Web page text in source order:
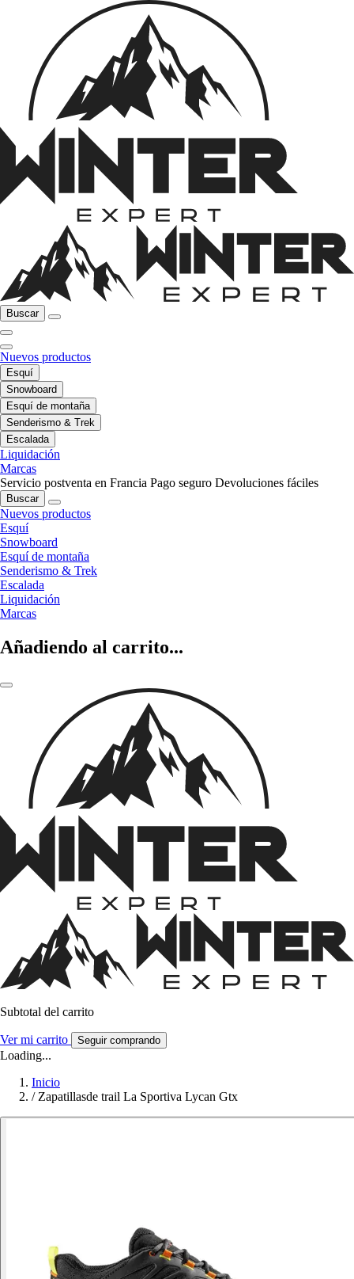
Buscar
Nuevos productos
Esquí
Snowboard
Esquí de montaña
Senderismo & Trek
Escalada
Liquidación
Marcas
Servicio postventa en Francia Pago seguro Devoluciones fáciles
Buscar
Nuevos productos
Esquí
Snowboard
Esquí de montaña
Senderismo & Trek
Escalada
Liquidación
Marcas
Añadiendo al carrito...
Subtotal del carrito
Ver mi carrito Seguir comprando
Loading...
Inicio
/ Zapatillasde trail La Sportiva Lycan Gtx